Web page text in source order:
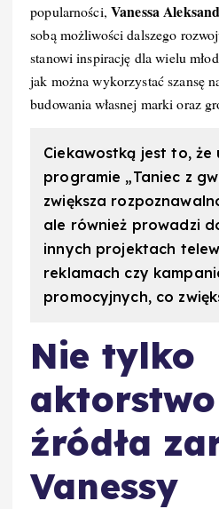
popularności,Vanessa
sobą możliwości dalszego
stanowi inspirację dla wielu
jak można wykorzystać szansę
budowania własnej marki oraz
Ciekawostką jest to, że
programie „Taniec z
zwiększa
ale również prowadzi
innych projektach
reklamach czy
promocyjnych, co
Nie tylko
źródła
Vanessy